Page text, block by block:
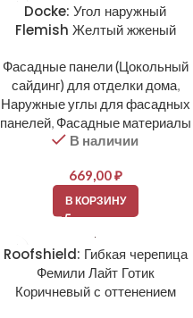
Docke: Угол наружный
Flemish Желтый жженый
Фасадные панели (Цокольный
сайдинг) для отделки дома,
Наружные углы для фасадных
панелей, Фасадные материалы
В наличии
669,00₽
В КОРЗИНУ
Roofshield: Гибкая черепица
Фемили Лайт Готик
Коричневый с оттенением